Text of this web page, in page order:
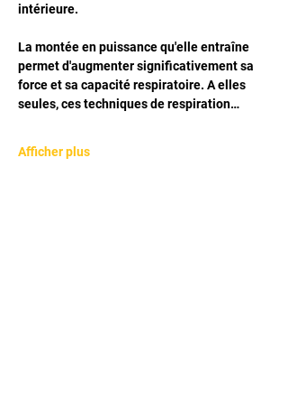
intérieure.
La montée en puissance qu'elle entraîne
permet d'augmenter significativement sa
force et sa capacité respiratoire. A elles
seules, ces techniques de respiration…
Afficher plus